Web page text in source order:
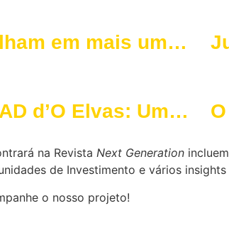
em mais uma
d’O Elvas: Um
na Revista Next Generation
de Investimento e vários
o nosso projeto!